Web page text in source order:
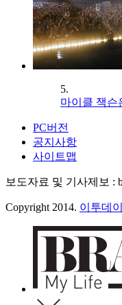
5.
마이클 잭슨
PC버전
공지사항
사이트맵
보도자료 및 기사제보 :
Copyright 2014. 이투데